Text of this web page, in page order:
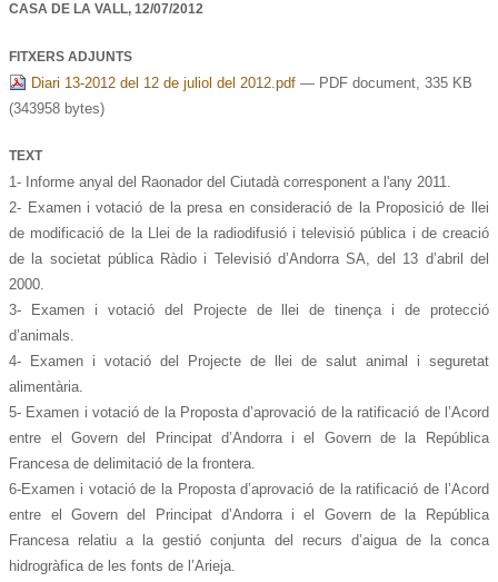
CASA DE LA VALL,12/07/2012
FITXERS ADJUNTS
Diari 13-2012 del 12 de juliol del 2012.pdf— PDF document, 335 KB
(343958 bytes)
TEXT
1- Informe anyal del Raonador del Ciutadà corresponent a l'any 2011.
2- Examen i votació de la presa en consideració de la Proposició de llei
de modificació de la Llei de la radiodifusió i televisió pública i de creació
de la societat pública Ràdio i Televisió d’Andorra SA, del 13 d’abril del
2000.
3- Examen i votació del Projecte de llei de tinença i de protecció
d’animals.
4- Examen i votació del Projecte de llei de salut animal i seguretat
alimentària.
5- Examen i votació de la Proposta d’aprovació de la ratificació de l’Acord
entre el Govern del Principat d’Andorra i el Govern de la República
Francesa de delimitació de la frontera.
6-Examen i votació de la Proposta d’aprovació de la ratificació de l’Acord
entre el Govern del Principat d’Andorra i el Govern de la República
Francesa relatiu a la gestió conjunta del recurs d’aigua de la conca
hidrogràfica de les fonts de l’Arieja.